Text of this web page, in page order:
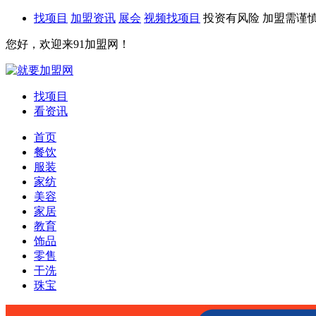
找项目 加盟资讯 展会 视频找项目 投资有风险 加盟需谨
您好，欢迎来91加盟网！
找项目
看资讯
首页
餐饮
服装
家纺
美容
家居
教育
饰品
零售
干洗
珠宝